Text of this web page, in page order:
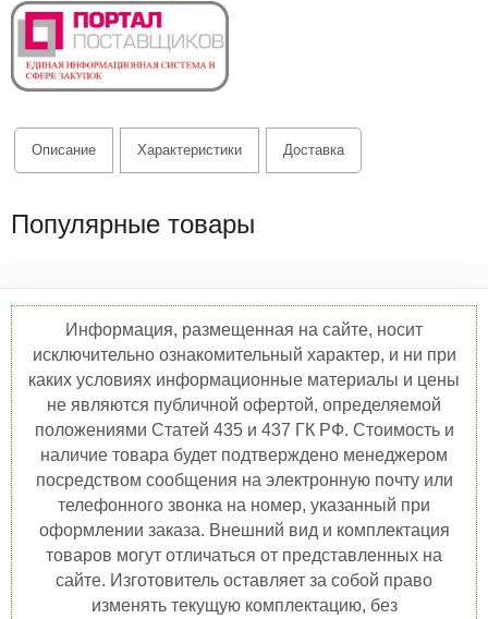
Описание Характеристики Доставка
Популярные товары
Информация, размещенная на сайте, носит
исключительно ознакомительный характер, и ни при
каких условиях информационные материалы и цены
не являются публичной офертой, определяемой
положениями Статей 435 и 437 ГК РФ. Стоимость и
наличие товара будет подтверждено менеджером
посредством сообщения на электронную почту или
телефонного звонка на номер, указанный при
оформлении заказа. Внешний вид и комплектация
товаров могут отличаться от представленных на
сайте. Изготовитель оставляет за собой право
изменять текущую комплектацию, без